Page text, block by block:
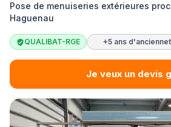
Pose de menuiseries extérieures
Haguenau
QUALIBAT-RGE +5 ans
Je veux un devis